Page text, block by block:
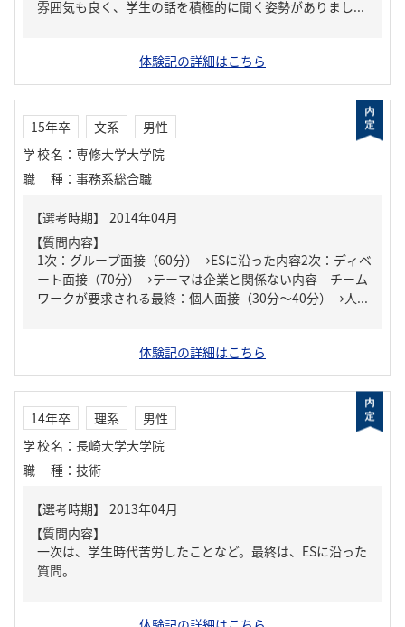
雰囲気も良く、学生の話を積極的に聞く姿勢がありまし...
体験記の詳細はこちら
15年卒 文系
男性
学校名 ： 専修大学大学院
職種 ： 事務系総合職
【質問内容】
1次：グループ面接（60分）→ESに沿った内容2次：ディベ
ート面接（70分）→テーマは企業と関係ない内容 チーム
ワークが要求される最終：個人面接（30分～40分）→人...
体験記の詳細はこちら
14年卒 理系
男性
学校名 ： 長崎大学大学院
職種 ： 技術
【質問内容】
一次は、学生時代苦労したことなど。最終は、ESに沿った
質問。